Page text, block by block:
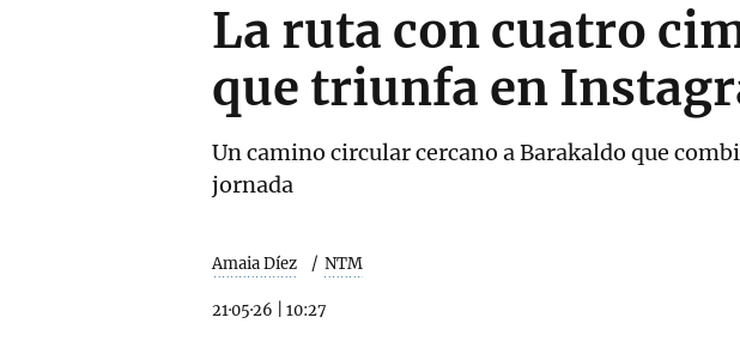
La ruta con cuatro
que triunfa en
Un camino circular cercano a Barakaldo que
jornada
Amaia Díez NTM
21·05·26 10:27